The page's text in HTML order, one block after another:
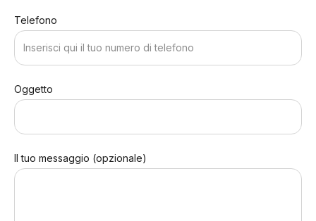
Telefono
Oggetto
Il tuo messaggio (opzionale)